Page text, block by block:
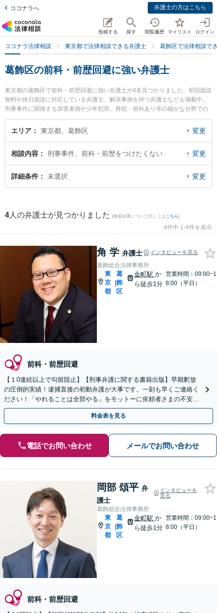
ココナラへ 弁護士の方はこちら
投稿する 探す 閲覧履歴 マイリスト ログイン
ココナラ法律相談 東京都で法律相談できる弁護士 葛飾区で法律相談で
葛飾区の前科・前歴回避に強い弁護士
東京都の葛飾区で前科・前歴回避に強い弁護士が4名見つかりました。初回面談
無料や休日面談に対応している弁護士、解決事例を持つ弁護士なども掲載中。
刑事事件に関係する加害者側や少年犯罪、再犯・前科あり等の細かな分野での
絞り込み検索もでき便利です。特に葛飾総合法律事務所の角 学弁護士や葛飾総
合法律事務所の岡部 頌平弁護士、葛飾総合法律事務所の高木 大門弁護士のプロ
『前科・前歴回避のトラブル解決の実績豊富な近くの弁護士を検索したい』
『初回相談無料で前科・前歴回避を法律相談できる葛飾区内の弁護士に相談予
約したい』などでお困りの相談者さんにおすすめです。
エリア 東京都、葛飾区 変更
相談内容 刑事事件、前科・前歴をつけたくない 変更
詳細条件 未選択 変更
4 人の弁護士が見つかりました (検索結果について詳しくは こちら)
4件中 1-4件を表示
角 学 弁護士 インタビューを見る
葛飾総合法律事務所
東
京
都
|
葛
飾
区
金町駅 か
ら徒歩1分
営業時間：09:00~1
8:00（平日）
前科・前歴回避
【１0連続以上で勾留阻止】【刑事弁護に関する書籍出版】早期釈放
の圧倒的実績！逮捕直後の初動弁護が大事です。一刻も早くご連絡く
ださい！「やれることは全部やる」をモットーに依頼者さまの不安を
取除くため尽力します【金町駅徒歩１分】
料金表を見る
電話でお問い合わせ メールでお問い合わせ
岡部 頌平 弁
護士
インタビューを
見る
葛飾総合法律事務所
東
京
都
|
葛
飾
区
金町駅 か
ら徒歩1分
営業時間：09:00~1
8:00（平日）
前科・前歴回避